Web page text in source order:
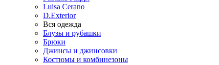
Luisa Cerano
D.Exterior
Вся одежда
Блузы и рубашки
Брюки
Джинсы и джинсовки
Костюмы и комбинезоны